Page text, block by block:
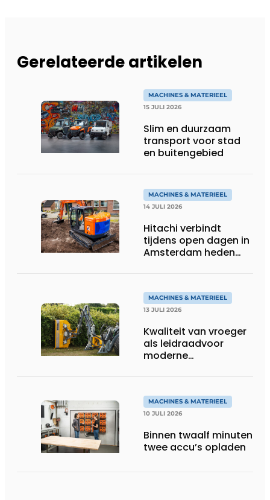
Gerelateerde artikelen
MACHINES & MATERIEEL
15 JULI 2026
Slim en duurzaam
transport voor stad
en buitengebied
MACHINES & MATERIEEL
14 JULI 2026
Hitachi verbindt
tijdens open dagen in
Amsterdam heden
MACHINES & MATERIEEL
13 JULI 2026
Kwaliteit van vroeger
als leidraadvoor
moderne
MACHINES & MATERIEEL
10 JULI 2026
Binnen twaalf minuten
twee accu’s opladen